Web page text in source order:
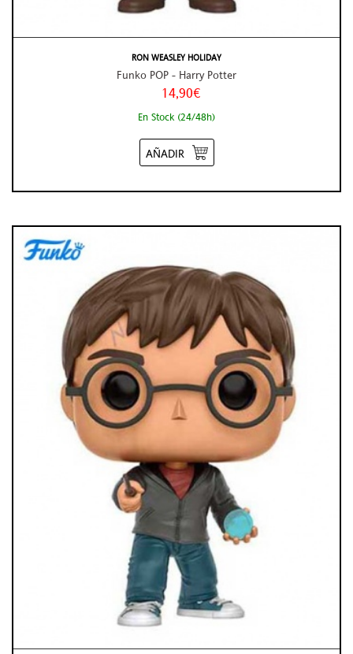
RON WEASLEY HOLIDAY
Funko POP - Harry Potter
14,90€
En Stock (24/48h)
AÑADIR